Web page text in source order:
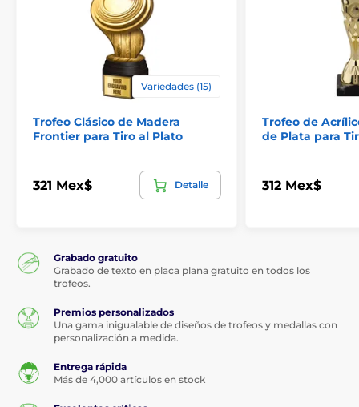
Variedades (15)
Trofeo Clásico de Madera
Frontier para Tiro al Plato
321 Mex$ Detalle
Trofeo de
de Plata para
312 Mex$
Grabado gratuito
Grabado de texto en placa plana gratuito en todos los
trofeos.
Premios personalizados
Una gama inigualable de diseños de trofeos y medallas con
personalización a medida.
Entrega rápida
Más de 4,000 artículos en stock